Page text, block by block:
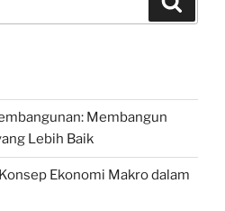
Membangun
Lebih Baik
Ekonomi Makro dalam